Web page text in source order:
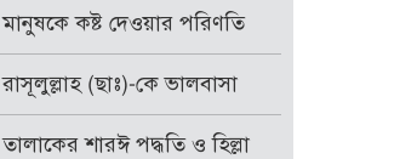
মানুষকে কষ্ট দেওয়ার পরিণতি
রাসূলুল্লাহ (ছাঃ)-কে ভালবাসা
তালাকের শারঈ পদ্ধতি ও হিল্লা